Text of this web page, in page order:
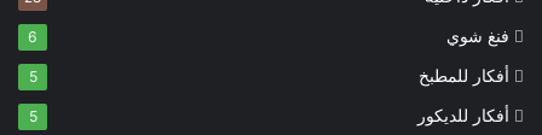
فنغ شوي 6
أفكار للمطبخ 5
أفكار للديكور 5